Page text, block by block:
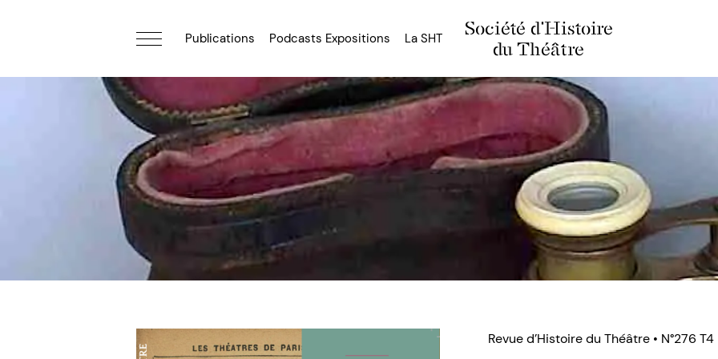
Société d'Histoire
du Théâtre
Publications Podcasts Expositions La SHT
Revue d’Histoire du Théâtre • N°276 T4